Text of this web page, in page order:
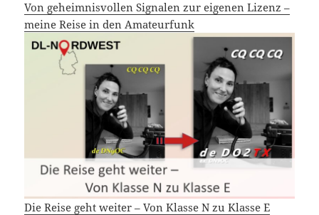
Von geheimnisvollen Signalen zur eigenen Lizenz –
meine Reise in den Amateurfunk
Die Reise geht weiter – Von Klasse N zu Klasse E